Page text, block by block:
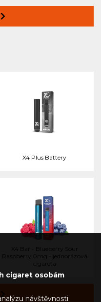
X4 Plus Battery
X4 Bar - Blueberry Sour
Raspberry 0mg - jednorázová
cigareta
cigaret osobám
návštěvnosti